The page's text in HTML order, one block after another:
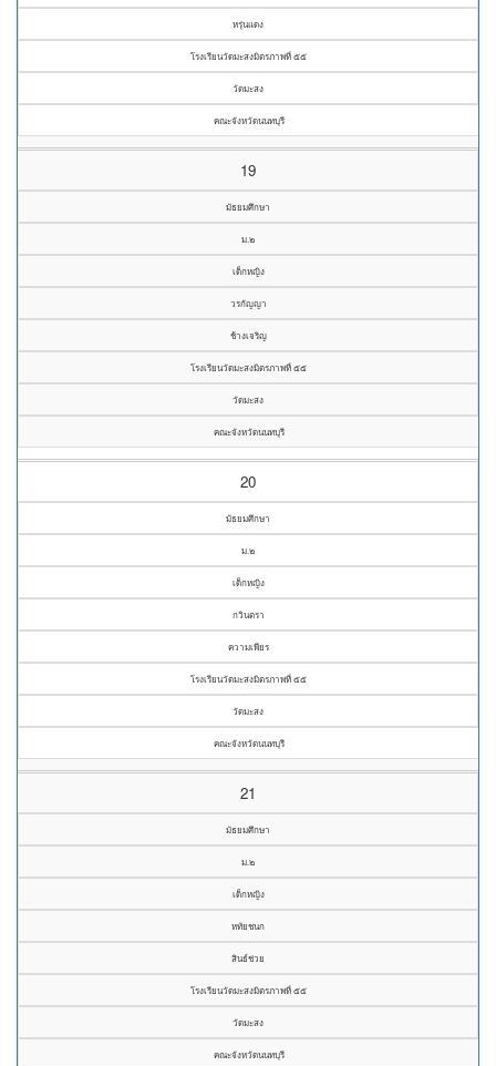
หรุ่นแดง
โรงเรียนวัดมะสงมิตรภาพที่ ๕๕
วัดมะสง
คณะจังหวัดนนทบุรี
19
มัธยมศึกษา
ม.๒
เด็กหญิง
วรกัญญา
ช้างเจริญ
โรงเรียนวัดมะสงมิตรภาพที่ ๕๕
วัดมะสง
คณะจังหวัดนนทบุรี
20
มัธยมศึกษา
ม.๒
เด็กหญิง
กวินตรา
ความเพียร
โรงเรียนวัดมะสงมิตรภาพที่ ๕๕
วัดมะสง
คณะจังหวัดนนทบุรี
21
มัธยมศึกษา
ม.๒
เด็กหญิง
หทัยชนก
สินธ์ช่วย
โรงเรียนวัดมะสงมิตรภาพที่ ๕๕
วัดมะสง
คณะจังหวัดนนทบุรี